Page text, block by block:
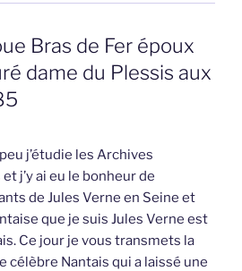
Bras de Fer époux
dame du Plessis aux
j’étudie les Archives
j’y ai eu le bonheur de
de Jules Verne en Seine et
que je suis Jules Verne est
Ce jour je vous transmets la
célèbre Nantais qui a laissé une